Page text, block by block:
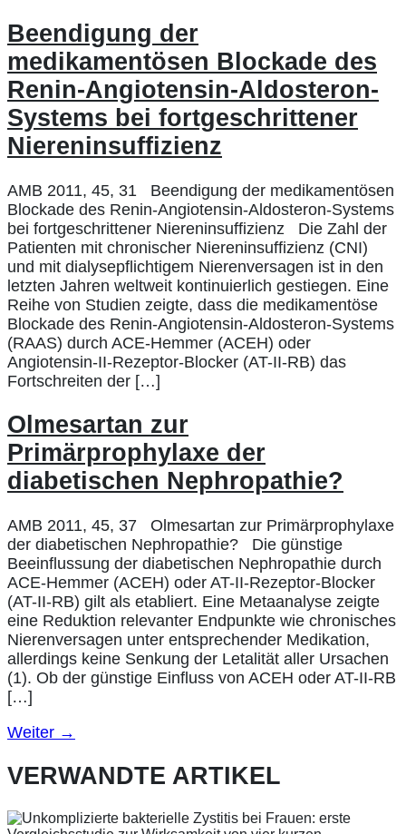
Beendigung der
medikamentösen Blockade des
Renin-Angiotensin-Aldosteron-
Systems bei fortgeschrittener
Niereninsuffizienz
AMB 2011, 45, 31 Beendigung der medikamentösen
Blockade des Renin-Angiotensin-Aldosteron-Systems
bei fortgeschrittener Niereninsuffizienz Die Zahl der
Patienten mit chronischer Niereninsuffizienz (CNI)
und mit dialysepflichtigem Nierenversagen ist in den
letzten Jahren weltweit kontinuierlich gestiegen. Eine
Reihe von Studien zeigte, dass die medikamentöse
Blockade des Renin-Angiotensin-Aldosteron-Systems
(RAAS) durch ACE-Hemmer (ACEH) oder
Angiotensin-II-Rezeptor-Blocker (AT-II-RB) das
Fortschreiten der […]
Olmesartan zur
Primärprophylaxe der
diabetischen Nephropathie?
AMB 2011, 45, 37 Olmesartan zur Primärprophylaxe
der diabetischen Nephropathie? Die günstige
Beeinflussung der diabetischen Nephropathie durch
ACE-Hemmer (ACEH) oder AT-II-Rezeptor-Blocker
(AT-II-RB) gilt als etabliert. Eine Metaanalyse zeigte
eine Reduktion relevanter Endpunkte wie chronisches
Nierenversagen unter entsprechender Medikation,
allerdings keine Senkung der Letalität aller Ursachen
(1). Ob der günstige Einfluss von ACEH oder AT-II-RB
[…]
Weiter →
VERWANDTE ARTIKEL